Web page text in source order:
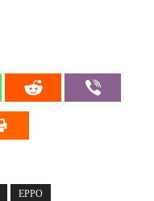
EPPO